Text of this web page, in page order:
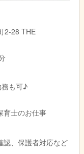
2-28 THE
も可♪
育士のお仕事
認、保護者対応など